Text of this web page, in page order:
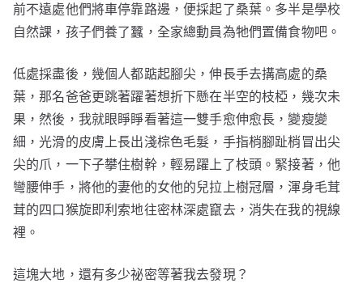
前不遠處他們將車停靠路邊，便採起了桑葉。多半是學校
自然課，孩子們養了蠶，全家總動員為牠們置備食物吧。
低處採盡後，幾個人都踮起腳尖，伸長手去搆高處的桑
葉，那名爸爸更跳著躍著想折下懸在半空的枝椏，幾次未
果，然後，我就眼睜睜看著這一雙手愈伸愈長，變瘦變
細，光滑的皮膚上長出淺棕色毛髮，手指梢腳趾梢冒出尖
尖的爪，一下子攀住樹幹，輕易躍上了枝頭。緊接著，他
彎腰伸手，將他的妻他的女他的兒拉上樹冠層，渾身毛茸
茸的四口猴旋即利索地往密林深處竄去，消失在我的視線
裡。
這塊大地，還有多少祕密等著我去發現？